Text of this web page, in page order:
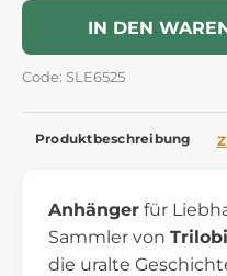
IN DEN
Code: SLE6525
Produktbeschreibung
Anhänger für
Sammler von
die uralte